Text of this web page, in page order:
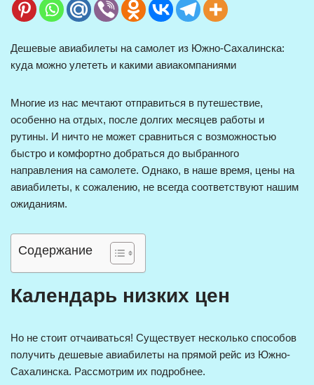
Дешевые авиабилеты на самолет из Южно-Сахалинска:
куда можно улететь и какими авиакомпаниями
Многие из нас мечтают отправиться в путешествие,
особенно на отдых, после долгих месяцев работы и
рутины. И ничто не может сравниться с возможностью
быстро и комфортно добраться до выбранного
направления на самолете. Однако, в наше время, цены на
авиабилеты, к сожалению, не всегда соответствуют нашим
ожиданиям.
Содержание
Календарь низких цен
Но не стоит отчаиваться! Существует несколько способов
получить дешевые авиабилеты на прямой рейс из Южно-
Сахалинска. Рассмотрим их подробнее.